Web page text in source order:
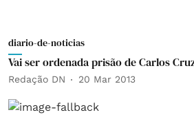
diario-de-noticias
Vai ser ordenada prisão de Carlos
Redação DN 20 Mar 2013